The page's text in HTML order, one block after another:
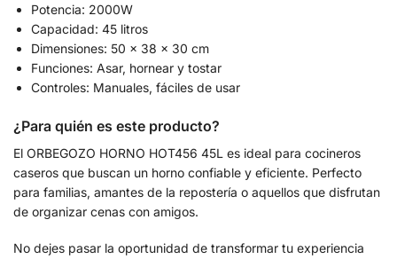
Potencia: 2000W
Capacidad: 45 litros
Dimensiones: 50 x 38 x 30 cm
Funciones: Asar, hornear y tostar
Controles: Manuales, fáciles de usar
¿Para quién es este producto?
El ORBEGOZO HORNO HOT456 45L es ideal para cocineros
caseros que buscan un horno confiable y eficiente. Perfecto
para familias, amantes de la repostería o aquellos que disfrutan
de organizar cenas con amigos.
No dejes pasar la oportunidad de transformar tu experiencia